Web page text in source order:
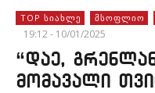
TOP ᲡᲘᲐᲮᲚᲔ ᲛᲡᲝᲤᲚᲘᲝ
19:12 - 10/01/2025
“დაე,
მომავალი